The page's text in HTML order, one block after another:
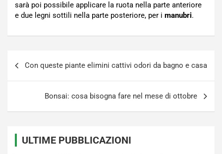
sarà poi possibile applicare la ruota nella parte anteriore
e due legni sottili nella parte posteriore, per i manubri.
articoli
Con queste piante elimini cattivi odori da bagno e casa
Bonsai: cosa bisogna fare nel mese di ottobre
ULTIME PUBBLICAZIONI